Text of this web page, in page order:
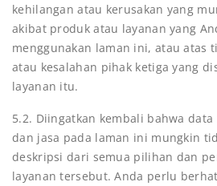
kehilangan atau kerusakan yang
akibat produk atau layanan yang
menggunakan laman ini, atau atas
atau kesalahan pihak ketiga yang
layanan itu.
5.2. Diingatkan kembali bahwa
dan jasa pada laman ini mungkin
deskripsi dari semua pilihan dan
layanan tersebut. Anda perlu